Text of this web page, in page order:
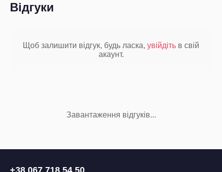
Відгуки
Щоб залишити відгук, будь ласка, увійдіть в свій
акаунт.
Завантаження відгуків...
+38 067 718 54 50